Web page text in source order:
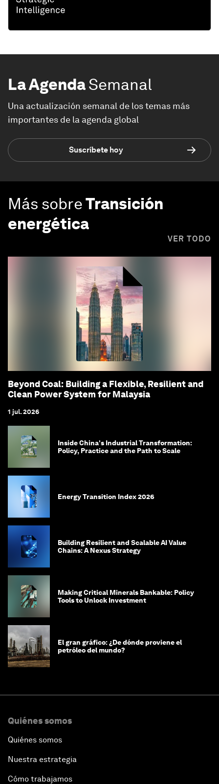
La AgendaSemanal
Una actualización semanal de los temas más
importantes de la agenda global
Suscríbete hoy
Más sobreTransición
energética
VER TODO
Beyond Coal: Building a Flexible, Resilient and
Clean Power System for Malaysia
1 jul. 2026
Inside China's Industrial Transformation:
Policy, Practice and the Path to Scale
Energy Transition Index 2026
Building Resilient and Scalable AI Value
Chains: A Nexus Strategy
Making Critical Minerals Bankable: Policy
Tools to Unlock Investment
El gran gráfico: ¿De dónde proviene el
petróleo del mundo?
Quiénes somos
Quiénes somos
Nuestra estrategia
Cómo trabajamos